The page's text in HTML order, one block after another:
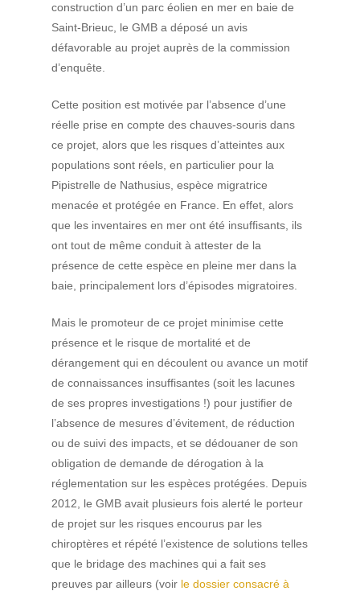
construction d’un parc éolien en mer en baie de
Saint-Brieuc, le GMB a déposé un avis
défavorable au projet auprès de la commission
d’enquête.
Cette position est motivée par l’absence d’une
réelle prise en compte des chauves-souris dans
ce projet, alors que les risques d’atteintes aux
populations sont réels, en particulier pour la
Pipistrelle de Nathusius, espèce migratrice
menacée et protégée en France. En effet, alors
que les inventaires en mer ont été insuffisants, ils
ont tout de même conduit à attester de la
présence de cette espèce en pleine mer dans la
baie, principalement lors d’épisodes migratoires.
Mais le promoteur de ce projet minimise cette
présence et le risque de mortalité et de
dérangement qui en découlent ou avance un motif
de connaissances insuffisantes (soit les lacunes
de ses propres investigations !) pour justifier de
l’absence de mesures d’évitement, de réduction
ou de suivi des impacts, et se dédouaner de son
obligation de demande de dérogation à la
réglementation sur les espèces protégées. Depuis
2012, le GMB avait plusieurs fois alerté le porteur
de projet sur les risques encourus par les
chiroptères et répété l’existence de solutions telles
que le bridage des machines qui a fait ses
preuves par ailleurs (voir le dossier consacré à